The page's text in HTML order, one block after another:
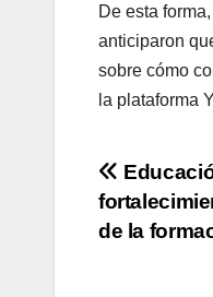
De esta
anticiparon
sobre cómo
la plataforma
de
de la